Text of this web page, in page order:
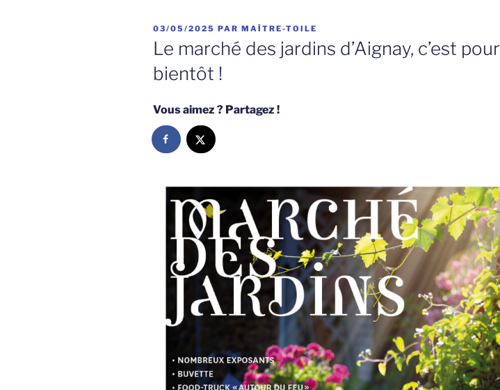
PUBLIÉ
LE
03/05/2025 PAR MAÎTRE-TOILE
Le marché des jardins d’Aignay, c’est pour
bientôt !
Vous aimez ? Partagez !